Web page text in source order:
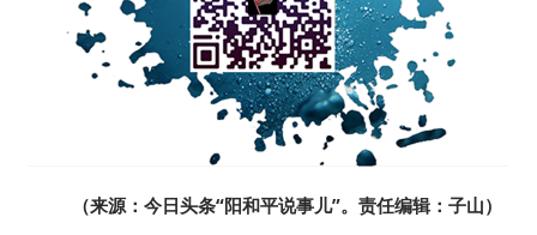
（来源： 今日头条“阳和平说事儿”。责任编辑：子山）